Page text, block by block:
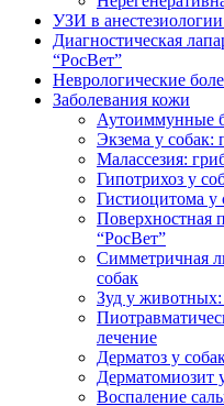
УЗИ в
Диагностическая
“РосВет”
Неврологические
Заболевания кожи
Аутоиммунные
Экзема у собак:
Малассезия:
Гипотрихоз у
Гистиоцитома у
Поверхностная
“РосВет”
Симметричная
собак
Зуд у
лечение
Дерматоз у
Дерматомиозит
Воспаление